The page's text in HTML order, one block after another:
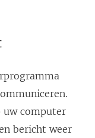
uw computer
bericht weer